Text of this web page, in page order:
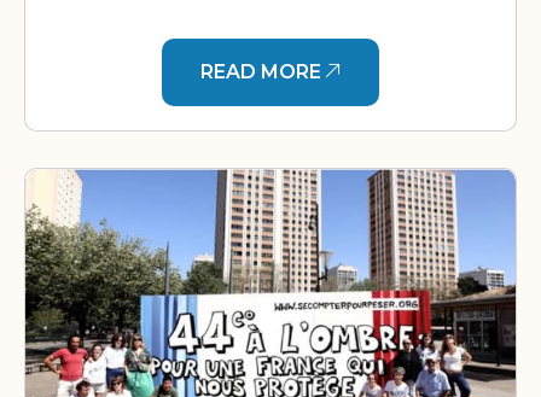
READ MORE